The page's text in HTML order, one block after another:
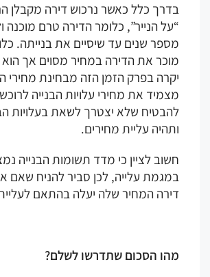
כלל כאשר נרכוש דירה מקבלן הרכישה
הנייר”, כלומר הדירה טרם מוכנה ולקבלן
שנים עד שיסיים את בנייתה. כלומר
את הדירה במחיר מסוים אך הוא לא
בפרק הזמן הזה מבחינת מחירי הבנייה
את מחירי עלויות הבנייה לרוכשי
שלא יצטרך לשאת בעלויות הבנייה
עליית מחירים.
לציין כי מדד תשומות הבנייה נמצא לרוב
עלייה, לכן סביר להניח שאם אתם
המחיר שלה יעלה בהתאם לעליית
הסכום שתדרשו לשלם?